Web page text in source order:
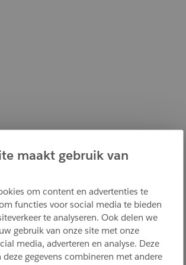
maakt gebruik van
om content en advertenties te
functies voor social media te bieden
te analyseren. Ook delen we
gebruik van onze site met onze
media, adverteren en analyse. Deze
gegevens combineren met andere